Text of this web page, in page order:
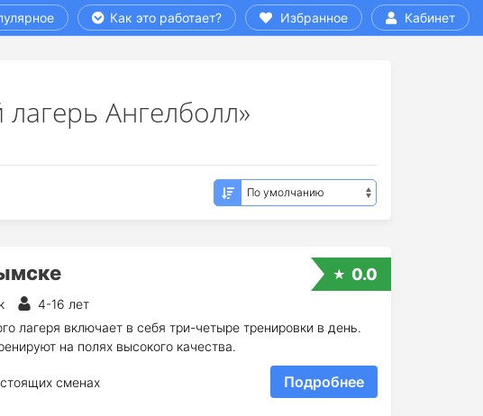
Как это работает? Избранное Кабинет
Ангелболл»
4-16 лет
лагеря включает в себя три-четыре тренировки в день.
на полях высокого качества.
сменах Подробнее
0.0